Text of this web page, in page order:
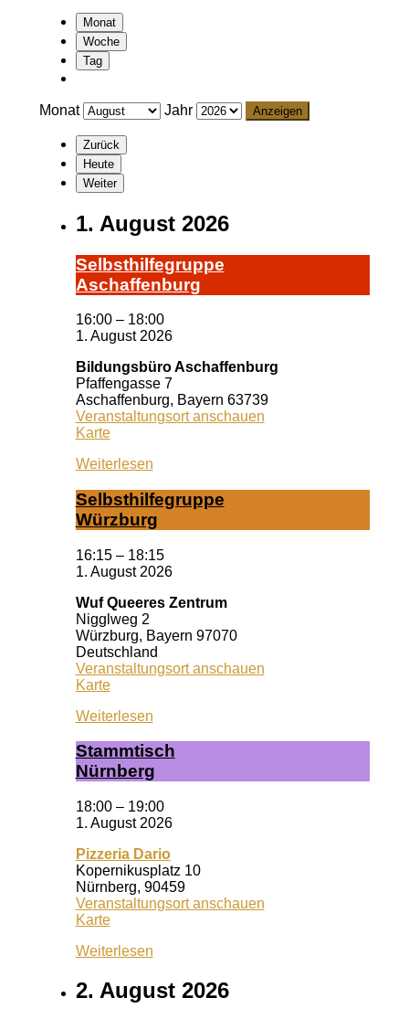
Monat
Woche
Tag
Monat Jahr
Zurück
Heute
Weiter
1. August 2026
Selbst­hil­fe­grup­pe
A­schaf­fen­burg
16:00 – 18:00
1. August 2026
Bildungsbüro Aschaffenburg
Pfaffengasse 7
Aschaffenburg, Bayern 63739
Veranstaltungsort anschauen
KarteBildungsbüro
Weiterlesen
Selbst­hil­fe­grup­pe
Würz­burg
16:15 – 18:15
1. August 2026
Wuf Queeres Zentrum
Nigglweg 2
Würzburg, Bayern 97070
Deutschland
Veranstaltungsort anschauen
KarteWuf
Zentrum
Weiterlesen
Stamm­tisch
Nürn­berg
18:00 – 19:00
1. August 2026
Pizzeria Dario
Kopernikusplatz 10
Nürnberg, 90459
Veranstaltungsort anschauen
KartePizzeria
Weiterlesen
2. August 2026